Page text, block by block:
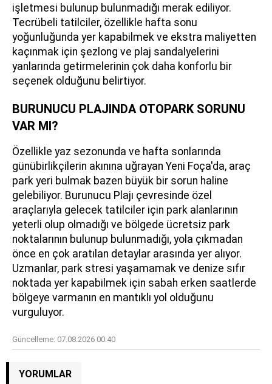
işletmesi bulunup bulunmadığı merak ediliyor.
Tecrübeli tatilciler, özellikle hafta sonu
yoğunluğunda yer kapabilmek ve ekstra maliyetten
kaçınmak için şezlong ve plaj sandalyelerini
yanlarında getirmelerinin çok daha konforlu bir
seçenek olduğunu belirtiyor.
BURUNUCU PLAJINDA OTOPARK SORUNU
VAR MI?
Özellikle yaz sezonunda ve hafta sonlarında
günübirlikçilerin akınına uğrayan Yeni Foça'da, araç
park yeri bulmak bazen büyük bir sorun haline
gelebiliyor. Burunucu Plajı çevresinde özel
araçlarıyla gelecek tatilciler için park alanlarının
yeterli olup olmadığı ve bölgede ücretsiz park
noktalarının bulunup bulunmadığı, yola çıkmadan
önce en çok aratılan detaylar arasında yer alıyor.
Uzmanlar, park stresi yaşamamak ve denize sıfır
noktada yer kapabilmek için sabah erken saatlerde
bölgeye varmanın en mantıklı yol olduğunu
vurguluyor.
Güncelleme: 07.08.2026 00:40
YORUMLAR